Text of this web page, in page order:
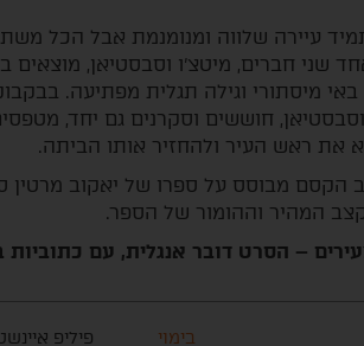
עיירה שלווה ומנומנמת אבל הכל
שני חברים, מיטצ'ו וסבסטיאן,
מיסתורי וגילה תגלית מפתיעה.
חוששים וסקרנים גם יחד,
את ראש העיר ולהחזיר אותו הביתה.
הקסם מבוסס על ספרו של יאקוב מרטין
המהיר וההומור של הספר.
– הסרט דובר אנגלית, עם כתוביות
בימוי
פיליפ